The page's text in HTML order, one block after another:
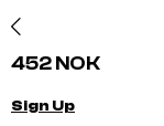
452 NOK
Sign Up